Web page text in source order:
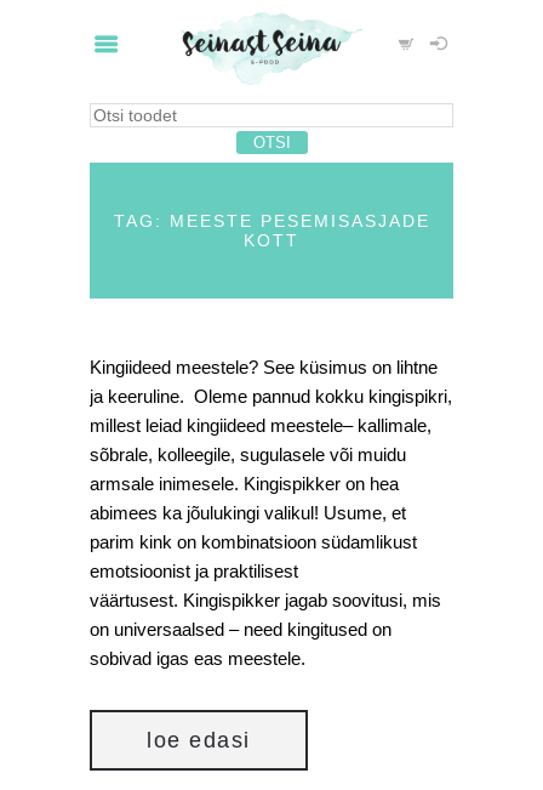
TAG: MEESTE PESEMISASJADE
KOTT
Kingiideed meestele? See küsimus on lihtne
ja keeruline. Oleme pannud kokku kingispikri,
millest leiad kingiideed meestele– kallimale,
sõbrale, kolleegile, sugulasele või muidu
armsale inimesele. Kingispikker on hea
abimees ka jõulukingi valikul! Usume, et
parim kink on kombinatsioon südamlikust
emotsioonist ja praktilisest
väärtusest. Kingispikker jagab soovitusi, mis
on universaalsed – need kingitused on
sobivad igas eas meestele.
loe edasi